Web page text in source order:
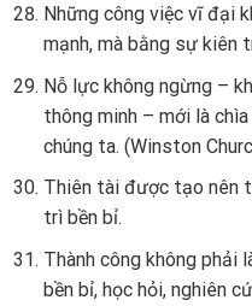
Những công việc vĩ đại
mạnh, mà bằng sự kiên
Nỗ lực không ngừng –
thông minh – mới là
chúng ta. (Winston
Thiên tài được tạo nên
trì bền bỉ.
Thành công không phải
bền bỉ, học hỏi, nghiên